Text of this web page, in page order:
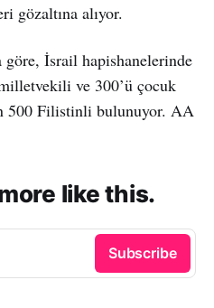
gözaltına alıyor.
İsrail hapishanelerinde
ve 300’ü çocuk
500 Filistinli bulunuyor. AA
like this.
Subscribe